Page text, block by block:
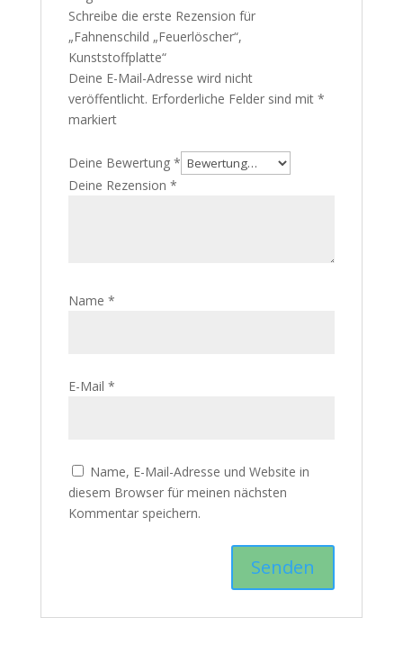
Schreibe die erste Rezension für
„Fahnenschild „Feuerlöscher“,
Kunststoffplatte“
Deine E-Mail-Adresse wird nicht
veröffentlicht. Erforderliche Felder sind mit *
markiert
Deine Bewertung *
Deine Rezension *
Name *
E-Mail *
Name, E-Mail-Adresse und Website in
diesem Browser für meinen nächsten
Kommentar speichern.